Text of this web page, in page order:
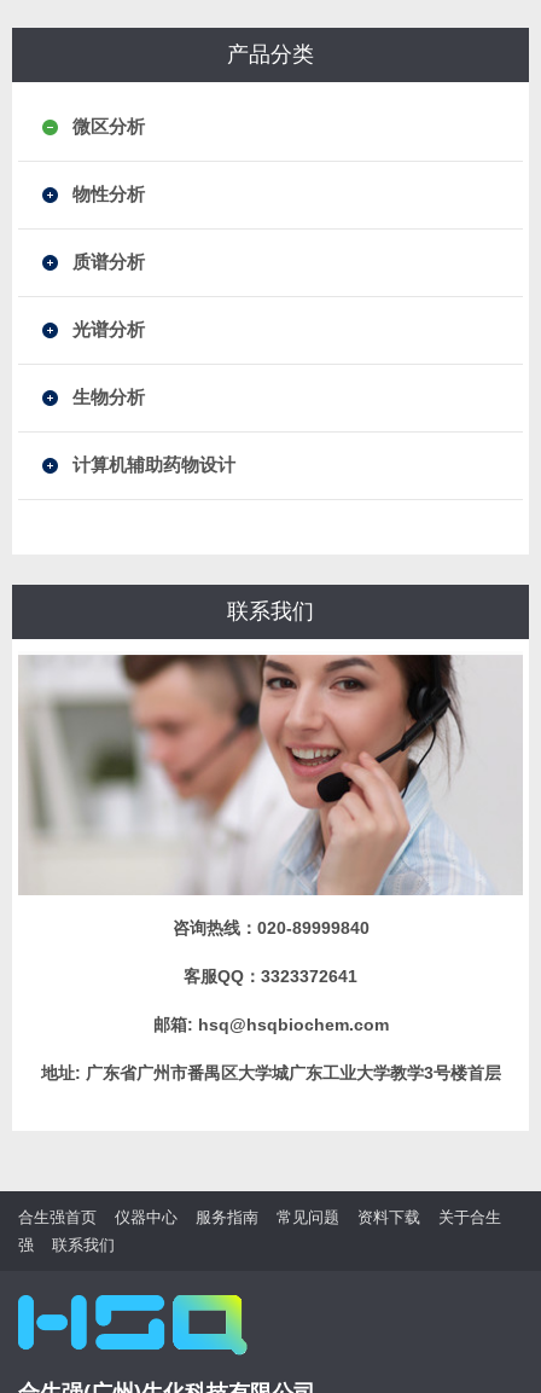
产品分类
微区分析
物性分析
质谱分析
光谱分析
生物分析
计算机辅助药物设计
联系我们
咨询热线： 020-89999840
客服QQ： 3323372641
邮箱: hsq@hsqbiochem.com
地址: 广东省广州市番禺区大学城广东工业大学教学3号楼首层
合生强首页 仪器中心 服务指南 常见问题 资料下载
关于合生
强
联系我们